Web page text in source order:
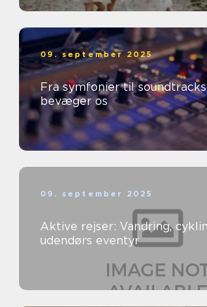
09. september 2025
Fra symfonier til
bevæger os
09. september 2025
Aktive rejser: Vandring,
udendørs eventyr